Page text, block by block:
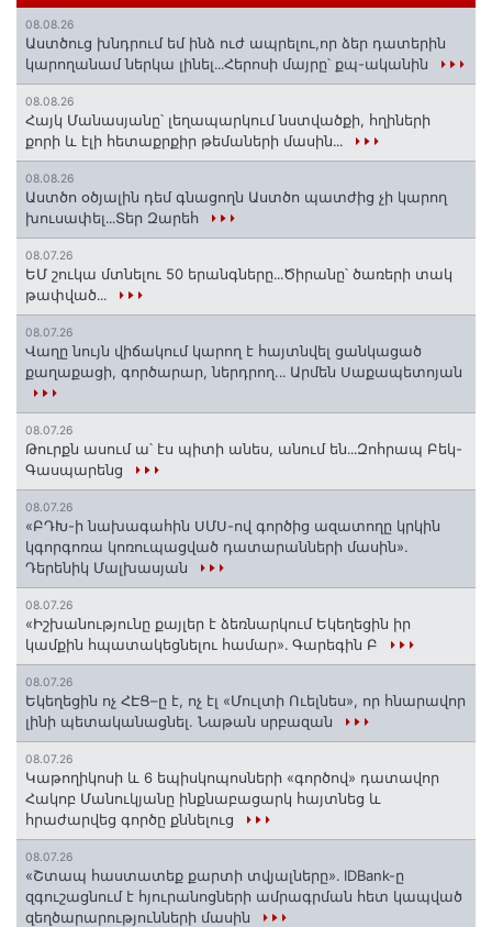
08.08.26
Աստծուց խնդրում եմ ինձ ուժ ապրելու,որ ձեր դատերին
կարողանամ ներկա լինել․․․Հերոսի մայրը՝ քպ-ականին
08.08.26
Հայկ Մանասյանը՝ լեղապարկում նստվածքի, հղիների
քորի և էլի հետաքրքիր թեմաների մասին․․․
08.08.26
Աստծո օծյալին դեմ գնացողն Աստծո պատժից չի կարող
խուսափել․․․Տեր Զարեհ
08.07.26
ԵՄ շուկա մտնելու 50 երանգները․․․Ծիրանը՝ ծառերի տակ
թափված․․․
08.07.26
Վաղը նույն վիճակում կարող է հայտնվել ցանկացած
քաղաքացի, գործարար, ներդրող.․․ Արմեն Սաքապետոյան
08.07.26
Թուրքն ասում ա՝ էս պիտի անես, անում են․․․Զոհրապ Բեկ-
Գասպարենց
08.07.26
«ԲԴԽ-ի նախագահին ՍՄՍ-ով գործից ազատողը կրկին
կգորգոռա կոռուպացված դատարանների մասին».
Դերենիկ Մալխասյան
08.07.26
«Իշխանությունը քայլեր է ձեռնարկում Եկեղեցին իր
կամքին հպատակեցնելու համար»․ Գարեգին Բ
08.07.26
Եկեղեցին ոչ ՀԷՑ–ը է, ոչ էլ «Մուլտի Ուելնես», որ հնարավոր
լինի պետականացնել. Նաթան սրբազան
08.07.26
️Կաթողիկոսի և 6 եպիսկոպոսների «գործով» դատավոր
Հակոբ Մանուկյանը ինքնաբացարկ հայտնեց և
հրաժարվեց գործը քննելուց
08.07.26
«Շտապ հաստատեք քարտի տվյալները»․ IDBank-ը
զգուշացնում է հյուրանոցների ամրագրման հետ կապված
զեղծարարությունների մասին